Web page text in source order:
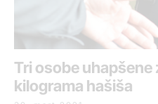
Tri osobe uhapšene
kilograma hašiša